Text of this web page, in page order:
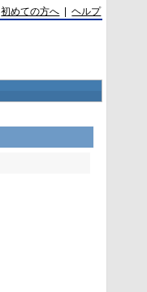
初めての方へ |ヘルプ